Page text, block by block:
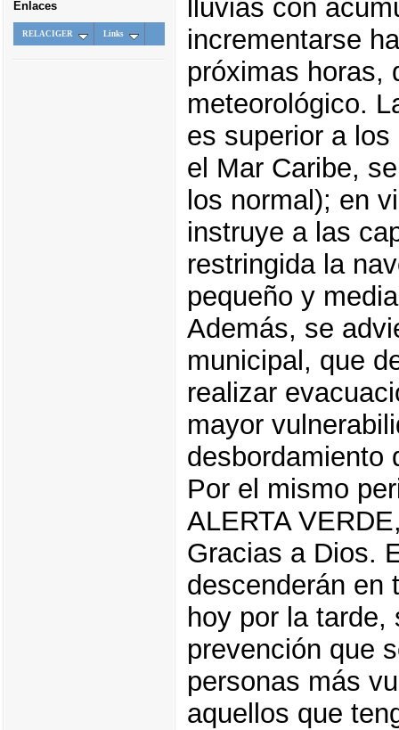
Enlaces
RELACIGER Links
lluvias con
incrementarse
próximas horas,
meteorológico.
es superior a
el Mar Caribe,
los normal); en
instruye a las
restringida la
pequeño y
Además, se
municipal, que
realizar
mayor
desbordamiento
Por el mismo
ALERTA
Gracias a Dios.
descenderán en
hoy por la
prevención que
personas más
aquellos que